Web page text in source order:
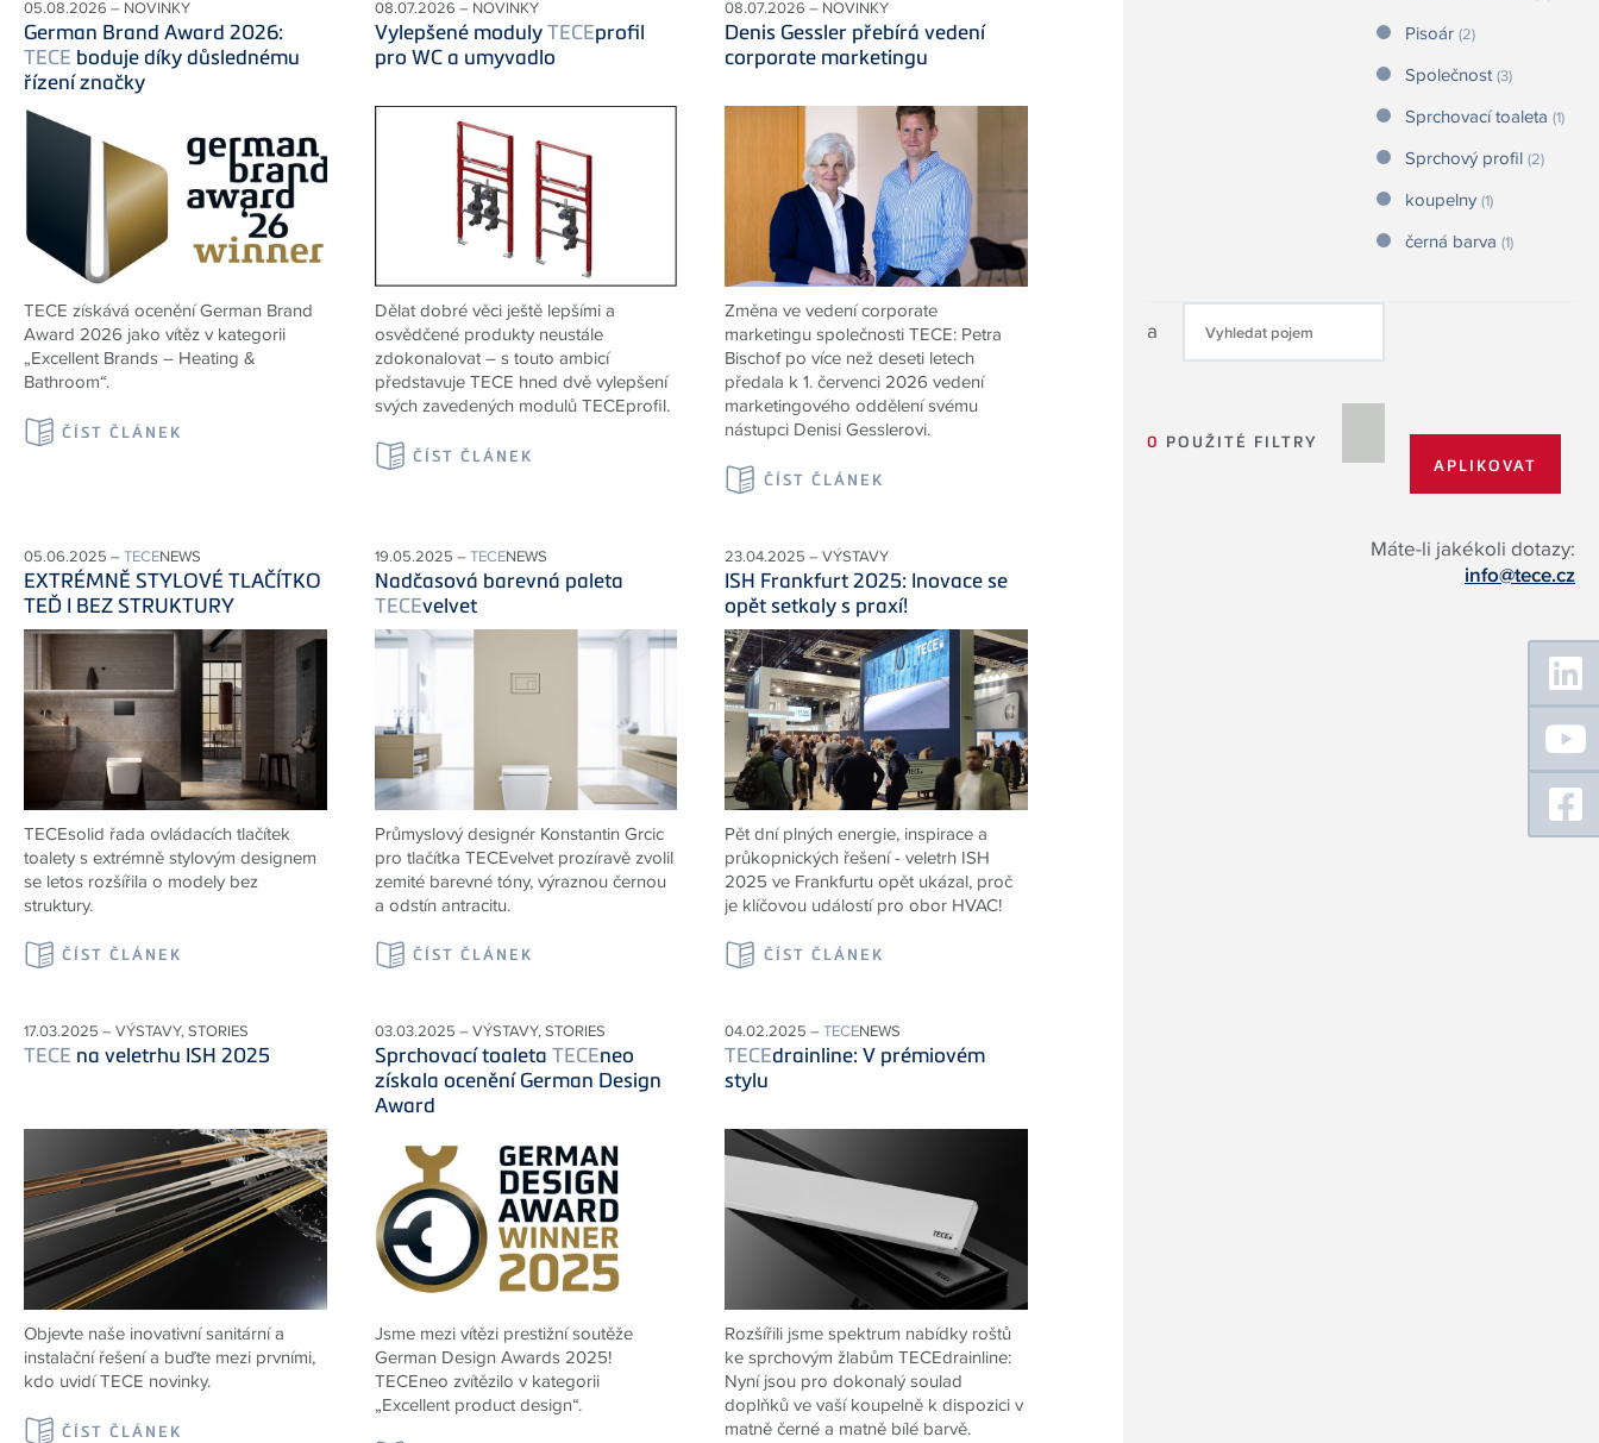
Pisoár (2)
Společnost(3)
Sprchovací toaleta (1)
Sprchový profil (2)
koupelny (1)
černá barva (1)
a
0 POUŽITÉ FILTRY
Máte-li jakékoli dotazy:
info@tece.cz
05.08.2026 – NOVINKY
German Brand Award 2026:
TECE boduje díky důslednému
řízení značky
TECE získává ocenění German Brand
Award 2026 jako vítěz v kategorii
„Excellent Brands – Heating &
Bathroom“.
ČÍST ČLÁNEK
08.07.2026 – NOVINKY
Vylepšené modulyTECEprofil
pro WC a umyvadlo
Dělat dobré věci ještě lepšími a
osvědčené produkty neustále
zdokonalovat – s touto ambicí
představuje TECE hned dvě vylepšení
svých zavedených modulů TECEprofil.
ČÍST ČLÁNEK
08.07.2026 – NOVINKY
Denis Gessler přebírá vedení
corporate marketingu
Změna ve vedení corporate
marketingu společnostiTECE: Petra
Bischof po více než deseti letech
předala k 1. červenci 2026 vedení
marketingového oddělení svému
nástupci Denisi Gesslerovi.
ČÍST ČLÁNEK
05.06.2025 –TECENEWS
EXTRÉMNĚ STYLOVÉ TLAČÍTKO
TEĎ I BEZ STRUKTURY
TECEsolid řada ovládacích tlačítek
toalety s extrémně stylovým designem
se letos rozšířila o modely bez
struktury.
ČÍST ČLÁNEK
19.05.2025 –TECENEWS
Nadčasová barevná paleta
TECEvelvet
Průmyslový designér Konstantin Grcic
pro tlačítka TECEvelvet prozíravě zvolil
zemité barevné tóny, výraznou černou
a odstín antracitu.
ČÍST ČLÁNEK
23.04.2025 – VÝSTAVY
ISH Frankfurt 2025: Inovace se
opět setkaly s praxí!
Pět dní plných energie, inspirace a
průkopnických řešení - veletrh ISH
2025 ve Frankfurtu opět ukázal, proč
je klíčovou událostí pro obor HVAC!
ČÍST ČLÁNEK
17.03.2025 – VÝSTAVY, STORIES
TECE na veletrhu ISH 2025
Objevte naše inovativní sanitární a
instalační řešení a buďte mezi prvními,
kdo uvidí TECE novinky.
ČÍST ČLÁNEK
03.03.2025 – VÝSTAVY, STORIES
Sprchovací toaleta TECEneo
získala ocenění German Design
Award
Jsme mezi vítězi prestižní soutěže
German Design Awards 2025!
TECEneo zvítězilo v kategorii
„Excellent product design“.
04.02.2025 –TECENEWS
TECEdrainline: V prémiovém
stylu
Rozšířili jsme spektrum nabídky roštů
ke sprchovým žlabůmTECEdrainline:
Nyní jsou pro dokonalý soulad
doplňků ve vaší koupelně k dispozici v
matně černé a matně bílé barvě.
Floating